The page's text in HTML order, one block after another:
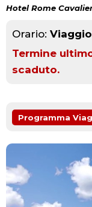
Hotel Rome
Orario:
Termine
scaduto.
Programma